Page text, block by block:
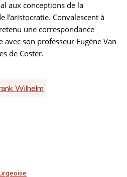
aux conceptions de la
l’aristocratie. Convalescent à
une correspondance
son professeur Eugène Van
de Coster.
Wilhelm